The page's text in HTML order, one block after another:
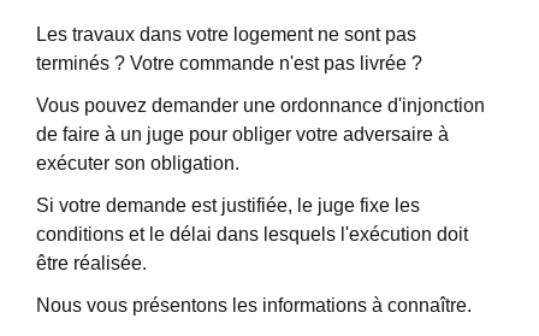
Les travaux dans votre logement ne sont pas
terminés ? Votre commande n'est pas livrée ?
Vous pouvez demander une ordonnance d'injonction
de faire à un juge pour obliger votre adversaire à
exécuter son obligation.
Si votre demande est justifiée, le juge fixe les
conditions et le délai dans lesquels l'exécution doit
être réalisée.
Nous vous présentons les informations à connaître.